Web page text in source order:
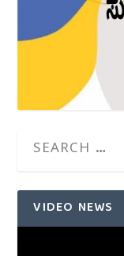
VIDEO NEWS